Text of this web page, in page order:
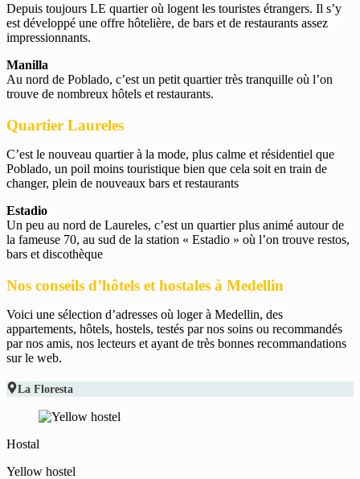
Depuis toujours LE quartier où logent les touristes étrangers. Il s’y
est développé une offre hôtelière, de bars et de restaurants assez
impressionnants.
Manilla
Au nord de Poblado, c’est un petit quartier très tranquille où l’on
trouve de nombreux hôtels et restaurants.
Quartier Laureles
C’est le nouveau quartier à la mode, plus calme et résidentiel que
Poblado, un poil moins touristique bien que cela soit en train de
changer, plein de nouveaux bars et restaurants
Estadio
Un peu au nord de Laureles, c’est un quartier plus animé autour de
la fameuse 70, au sud de la station « Estadio » où l’on trouve restos,
bars et discothèque
Nos conseils d’hôtels et hostales à Medellin
Voici une sélection d’adresses où loger à Medellin, des
appartements, hôtels, hostels, testés par nos soins ou recommandés
par nos amis, nos lecteurs et ayant de très bonnes recommandations
sur le web.
La Floresta
Hostal
Yellow hostel